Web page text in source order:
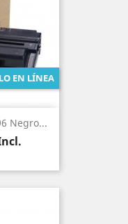
Negro...
EN LÍNEA